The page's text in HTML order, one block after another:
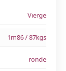
Vierge
1m86 / 87kgs
ronde